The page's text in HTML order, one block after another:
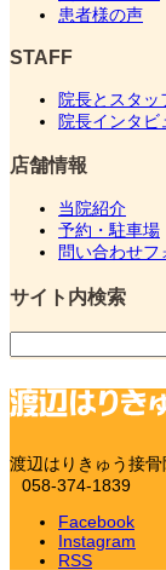
患者様の声
STAFF
院長とスタッ
院長インタビ
店舗情報
当院紹介
予約・駐車場
問い合わせフ
サイト内検索
検
索:
渡辺はりきゅう接骨
058-374-1839
Facebook
Instagram
RSS